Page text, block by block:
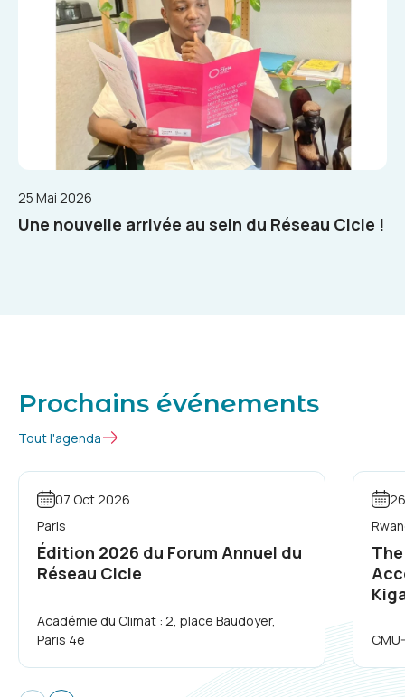
25 Mai 2026
Une nouvelle arrivée au sein du Réseau Cicle !
Prochains événements
Tout l'agenda
07 Oct 2026
Paris
Édition 2026 du Forum Annuel du
Réseau Cicle
Académie du Climat : 2, place Baudoyer,
Paris 4e